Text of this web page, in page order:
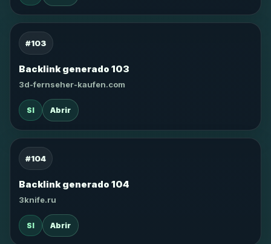
#103
Backlink generado 103
3d-fernseher-kaufen.com
SI Abrir
#104
Backlink generado 104
3knife.ru
SI Abrir